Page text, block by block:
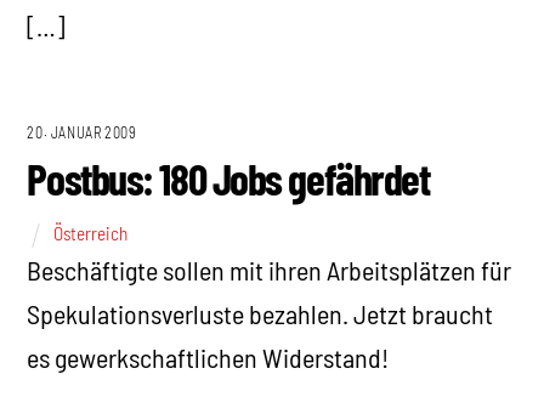
[…]
20. JANUAR 2009
Postbus: 180 Jobs gefährdet
Österreich
Beschäftigte sollen mit ihren Arbeitsplätzen für
Spekulationsverluste bezahlen. Jetzt braucht
es gewerkschaftlichen Widerstand!